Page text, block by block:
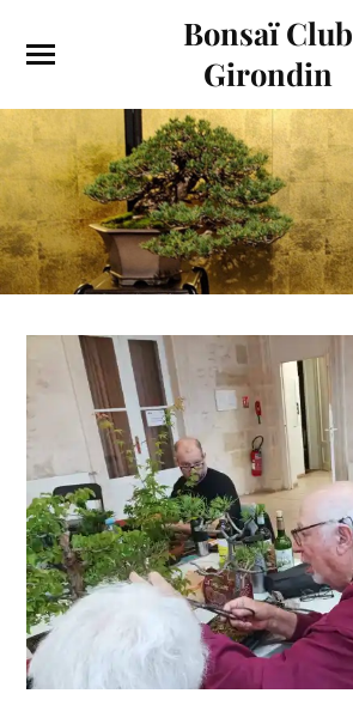
Bonsaï Club
Girondin